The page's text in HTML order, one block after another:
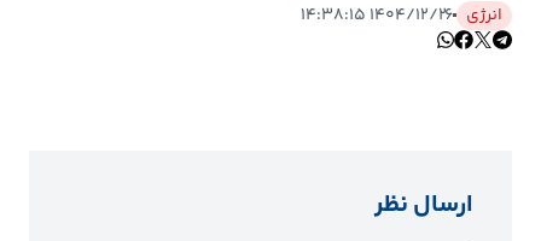
انرژی ۱۴۰۴/۱۲/۲۶ ۱۴:۳۸:۱۵
ارسال نظر